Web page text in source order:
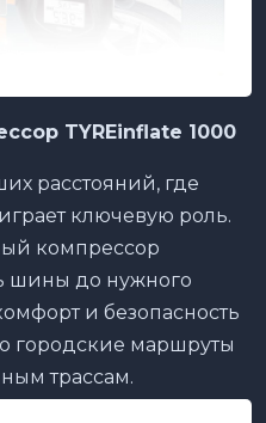
TYREinflate 1000
расстояний, где
ключевую роль.
компрессор
шины до нужного
и безопасность
городские маршруты
трассам.